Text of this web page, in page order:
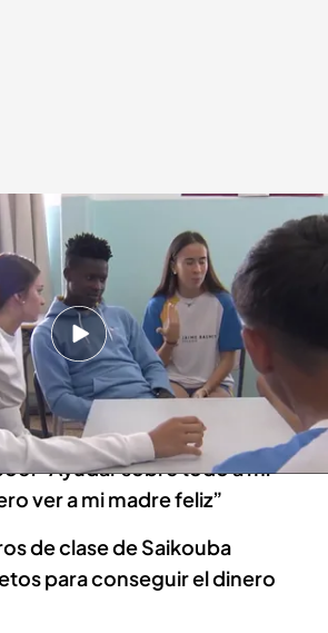
sus compañeros de clase
Noticias Cuatro
llegó solo a Gran Canaria
una patera para ayudar a su
“Ayudar sobre todo a mi
ver a mi madre feliz”
de clase de Saikouba
para conseguir el dinero